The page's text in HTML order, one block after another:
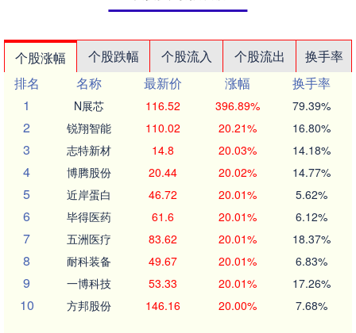
个股涨幅 个股跌幅 个股流入 个股流出
换手率
排名
名称 最新价 涨幅
换手率
1
N展芯 116.52 396.89% 79.39%
2 锐翔智能 110.02 20.21% 16.80%
3 志特新材 14.8 20.03% 14.18%
4 博腾股份 20.44 20.02% 14.77%
5 近岸蛋白 46.72 20.01% 5.62%
6 毕得医药 61.6 20.01% 6.12%
7 五洲医疗 83.62 20.01% 18.37%
8 耐科装备 49.67 20.01% 6.83%
9 一博科技 53.33 20.01% 17.26%
10 方邦股份 146.16 20.00% 7.68%